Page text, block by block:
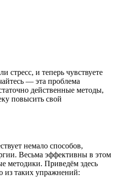
стресс, и теперь чувствуете
— эта проблема
действенные методы,
повысить свой
немало способов,
Весьма эффективны в этом
методики. Приведём здесь
из таких упражнений: